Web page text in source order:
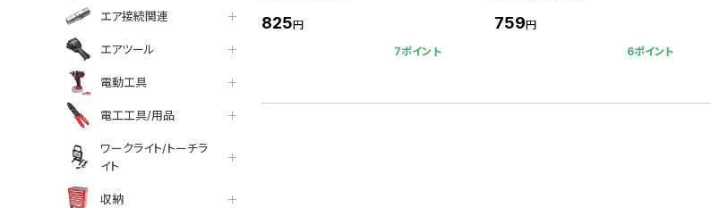
エア接続関連
エアツール
電動工具
電工工具/用品
ワークライト/トーチラ
イト
収納
825円
7ポイント
759円
6ポイント